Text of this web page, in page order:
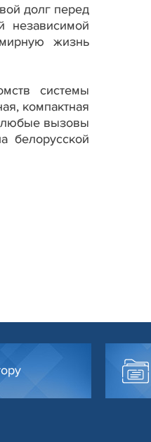
долг перед
независимой
жизнь
системы
компактная
любые вызовы
белорусской